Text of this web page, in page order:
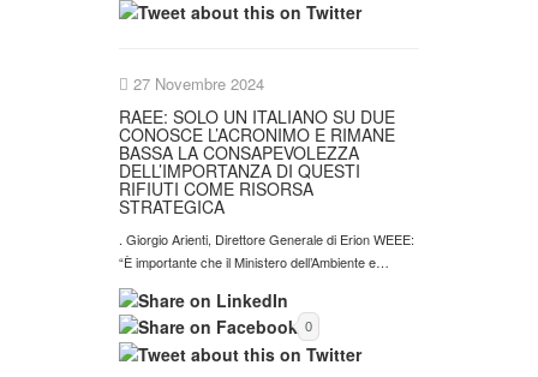
27 Novembre 2024
RAEE: SOLO UN ITALIANO SU DUE
CONOSCE L’ACRONIMO E RIMANE
BASSA LA CONSAPEVOLEZZA
DELL’IMPORTANZA DI QUESTI
RIFIUTI COME RISORSA
STRATEGICA
. Giorgio Arienti, Direttore Generale di Erion WEEE:
“È importante che il Ministero dell’Ambiente e…
0